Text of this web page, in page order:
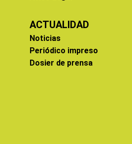
ACTUALIDAD
Noticias
Periódico impreso
Dosier de prensa